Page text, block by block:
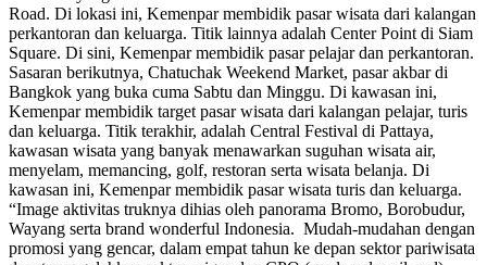
Road. Di lokasi ini, Kemenpar membidik pasar wisata dari kalangan
perkantoran dan keluarga. Titik lainnya adalah Center Point di Siam
Square. Di sini, Kemenpar membidik pasar pelajar dan perkantoran.
Sasaran berikutnya, Chatuchak Weekend Market, pasar akbar di
Bangkok yang buka cuma Sabtu dan Minggu. Di kawasan ini,
Kemenpar membidik target pasar wisata dari kalangan pelajar, turis
dan keluarga. Titik terakhir, adalah Central Festival di Pattaya,
kawasan wisata yang banyak menawarkan suguhan wisata air,
menyelam, memancing, golf, restoran serta wisata belanja. Di
kawasan ini, Kemenpar membidik pasar wisata turis dan keluarga.
“Image aktivitas truknya dihias oleh panorama Bromo, Borobudur,
Wayang serta brand wonderful Indonesia. Mudah-mudahan dengan
promosi yang gencar, dalam empat tahun ke depan sektor pariwisata